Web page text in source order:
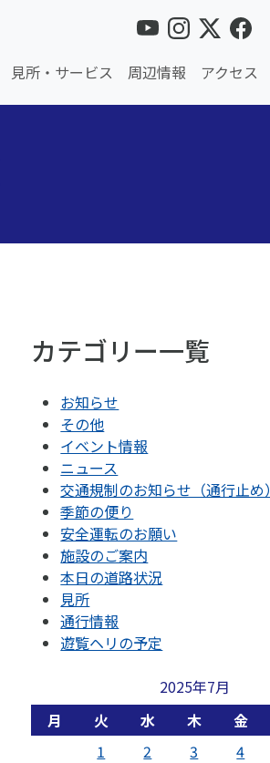
見所・サービス 周辺情報 アクセス
カテゴリー一覧
お知らせ
その他
イベント情報
ニュース
交通規制のお知らせ（通行止め）
季節の便り
安全運転のお願い
施設のご案内
本日の道路状況
見所
通行情報
遊覧ヘリの予定
2025年7月
月
火 水 木 金
1
2 3 4